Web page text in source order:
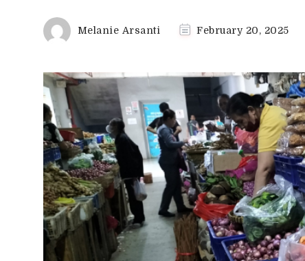
Melanie Arsanti February 20, 2025